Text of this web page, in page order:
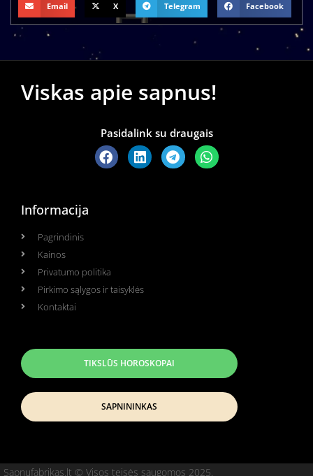
Email X Telegram Facebook
Viskas apie sapnus!
Pasidalink su draugais
Informacija
Pagrindinis
Kainos
Privatumo politika
Pirkimo sąlygos ir taisyklės
Kontaktai
TIKSLŪS HOROSKOPAI
SAPNININKAS
Sapnufabrikas.lt © Visos teisės saugomos 2025.